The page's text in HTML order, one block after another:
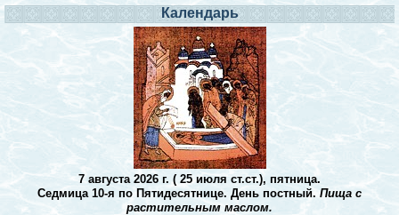
Календарь
7 августа 2026 г. ( 25 июля ст.ст.), пятница.
Седмица 10-я по Пятидесятнице. День постный. Пища с
растительным маслом.